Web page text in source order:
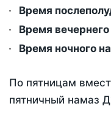
Время
Время
Время ночного
По пятницам
пятничный намаз